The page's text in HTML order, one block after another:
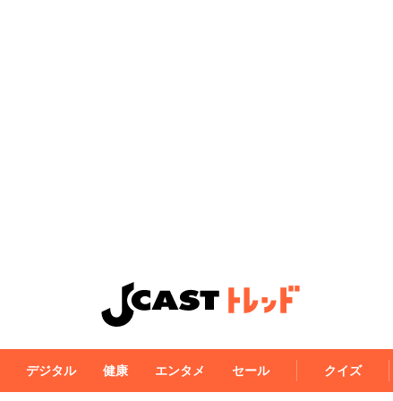
デジタル 健康 エンタメ セール クイズ